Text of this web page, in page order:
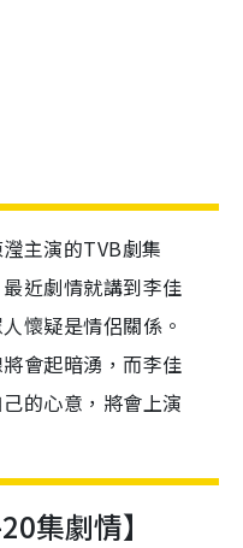
主演的TVB劇集
近劇情就講到李佳
懷疑是情侶關係。
會起暗湧，而李佳
的心意，將會上演
集劇情】